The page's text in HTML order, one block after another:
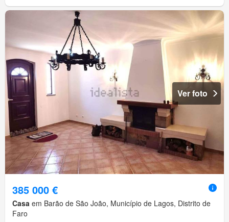
Ver foto
385 000 €
Casa em Barão de São João, Município de Lagos, Distrito de
Faro